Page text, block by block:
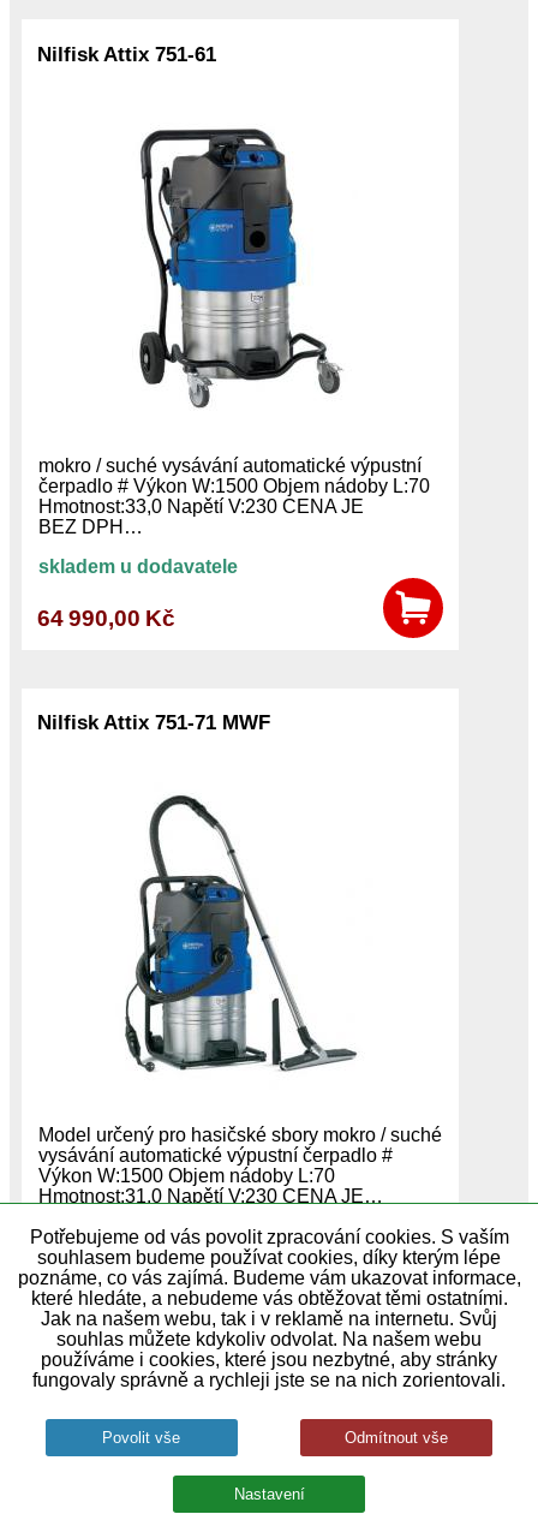
Potřebujeme od vás povolit zpracování cookies. S vaším
souhlasem budeme používat cookies, díky kterým lépe
poznáme, co vás zajímá. Budeme vám ukazovat informace,
které hledáte, a nebudeme vás obtěžovat těmi ostatními.
Jak na našem webu, tak i v reklamě na internetu. Svůj
souhlas můžete kdykoliv odvolat. Na našem webu
používáme i cookies, které jsou nezbytné, aby stránky
fungovaly správně a rychleji jste se na nich zorientovali.
Nilfisk Attix 751-61
mokro / suché vysávání automatické výpustní
čerpadlo # Výkon W:1500 Objem nádoby L:70
Hmotnost:33,0 Napětí V:230 CENA JE
BEZ DPH…
skladem u dodavatele
64 990,00 Kč
Nilfisk Attix 751-71 MWF
Model určený pro hasičské sbory mokro / suché
vysávání automatické výpustní čerpadlo #
Výkon W:1500 Objem nádoby L:70
Hmotnost:31,0 Napětí V:230 CENA JE…
skladem u dodavatele
93 990,00 Kč
Soteco Nevada 640